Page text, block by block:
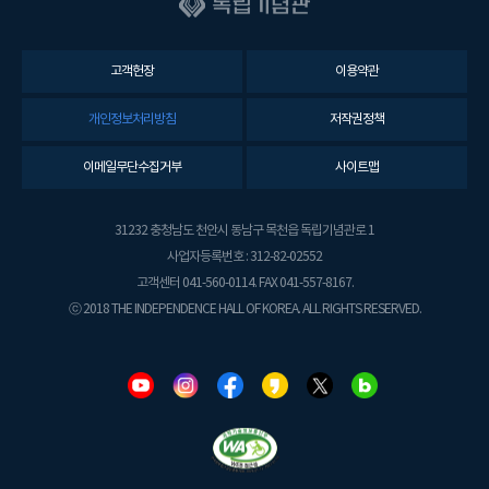
고객헌장 이용약관
개인정보처리방침 저작권정책
이메일무단수집거부 사이트맵
31232 충청남도 천안시 동남구 목천읍 독립기념관로 1
사업자등록번호 : 312-82-02552
고객센터 041-560-0114. FAX 041-557-8167.
ⓒ 2018 THE INDEPENDENCE HALL OF KOREA. ALL RIGHTS RESERVED.